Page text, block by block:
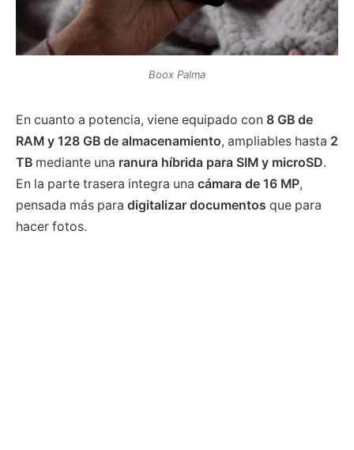
Boox Palma
En cuanto a potencia, viene equipado con 8 GB de
RAM y 128 GB de almacenamiento, ampliables hasta 2
TB mediante una ranura híbrida para SIM y microSD.
En la parte trasera integra una cámara de 16 MP,
pensada más para digitalizar documentos que para
hacer fotos.